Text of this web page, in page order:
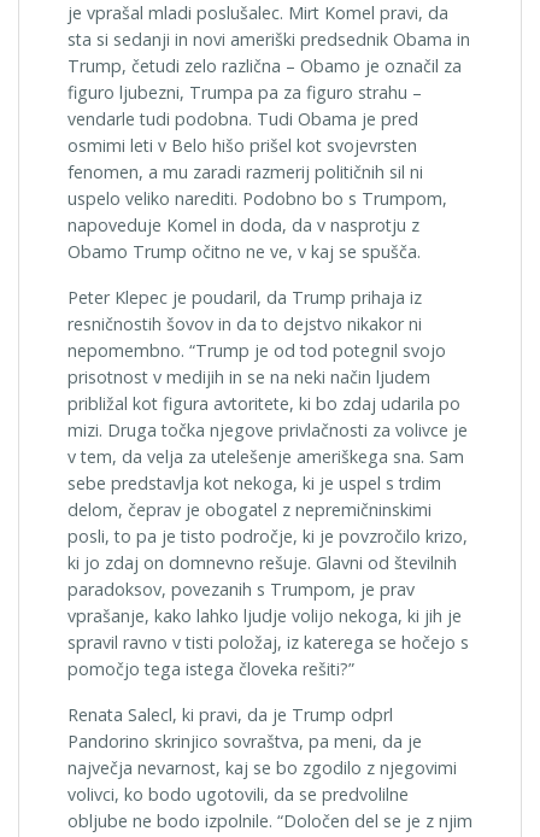
je vprašal mladi poslušalec. Mirt Komel pravi, da
sta si sedanji in novi ameriški predsednik Obama in
Trump, četudi zelo različna – Obamo je označil za
figuro ljubezni, Trumpa pa za figuro strahu –
vendarle tudi podobna. Tudi Obama je pred
osmimi leti v Belo hišo prišel kot svojevrsten
fenomen, a mu zaradi razmerij političnih sil ni
uspelo veliko narediti. Podobno bo s Trumpom,
napoveduje Komel in doda, da v nasprotju z
Obamo Trump očitno ne ve, v kaj se spušča.
Peter Klepec je poudaril, da Trump prihaja iz
resničnostih šovov in da to dejstvo nikakor ni
nepomembno. “Trump je od tod potegnil svojo
prisotnost v medijih in se na neki način ljudem
približal kot figura avtoritete, ki bo zdaj udarila po
mizi. Druga točka njegove privlačnosti za volivce je
v tem, da velja za utelešenje ameriškega sna. Sam
sebe predstavlja kot nekoga, ki je uspel s trdim
delom, čeprav je obogatel z nepremičninskimi
posli, to pa je tisto področje, ki je povzročilo krizo,
ki jo zdaj on domnevno rešuje. Glavni od številnih
paradoksov, povezanih s Trumpom, je prav
vprašanje, kako lahko ljudje volijo nekoga, ki jih je
spravil ravno v tisti položaj, iz katerega se hočejo s
pomočjo tega istega človeka rešiti?”
Renata Salecl, ki pravi, da je Trump odprl
Pandorino skrinjico sovraštva, pa meni, da je
največja nevarnost, kaj se bo zgodilo z njegovimi
volivci, ko bodo ugotovili, da se predvolilne
obljube ne bodo izpolnile. “Določen del se je z njim